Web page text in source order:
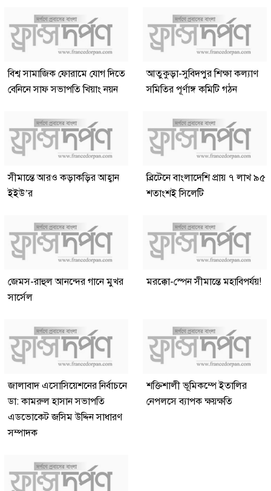
বিশ্ব সামাজিক ফোরামে যোগ দিতে
বেনিনে সাফ সভাপতি খিয়াং নয়ন
আতুকুড়া-সুবিদপুর শিক্ষা কল্যাণ
সমিতির পূর্ণাঙ্গ কমিটি গঠন
সীমান্তে আরও কড়াকড়ির আহ্বান
ইইউ’র
ব্রিটেনে বাংলাদেশি প্রায় ৭ লাখ ৯৫
শতাংশই সিলেটি
জেমস-রাহুল আনন্দের গানে মুখর
সার্সেল
মরক্কো-স্পেন সীমান্তে মহাবিপর্যয়!
জালাবাদ এসোসিয়েশনের নির্বাচনে
ডা: কামরুল হাসান সভাপতি
এডভোকেট জসিম উদ্দিন সাধারণ
সম্পাদক
শক্তিশালী ভূমিকম্পে ইতালির
নেপলসে ব্যাপক ক্ষয়ক্ষতি